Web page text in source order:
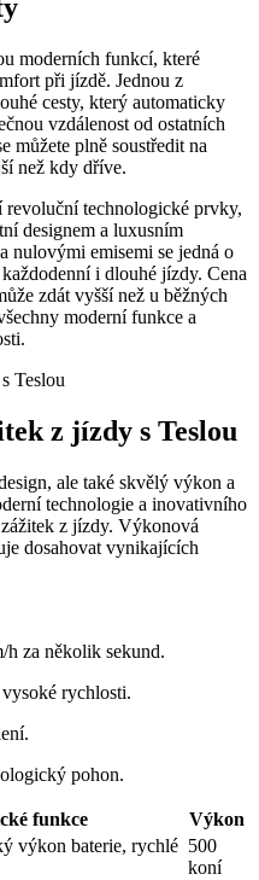
moderních funkcí, které
při jízdě. Jednou z
cesty, který automaticky
vzdálenost od ostatních
můžete plně soustředit na
než kdy dříve.
technologické prvky,
designem a luxusním
nulovými emisemi se jedná o
i dlouhé jízdy. Cena
zdát vyšší než u běžných
moderní funkce a
z jízdy s Teslou
ale také skvělý výkon a
technologie a inovativního
z jízdy. Výkonová
dosahovat vynikajících
h za několik sekund.
rychlosti.
pohon.
funkce
Výkon
výkon baterie, rychlé 500
koní